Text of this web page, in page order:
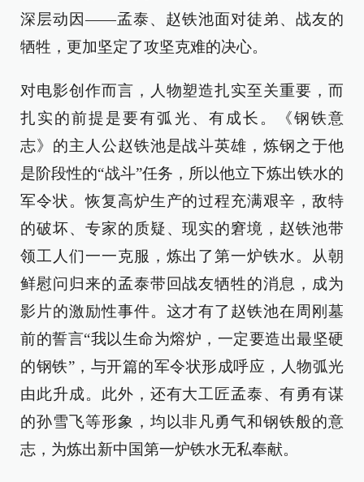
深层动因——孟泰、赵铁池面对徒弟、战友的
牺牲，更加坚定了攻坚克难的决心。
对电影创作而言，人物塑造扎实至关重要，而
扎实的前提是要有弧光、有成长。《钢铁意
志》的主人公赵铁池是战斗英雄，炼钢之于他
是阶段性的“战斗”任务，所以他立下炼出铁水的
军令状。恢复高炉生产的过程充满艰辛，敌特
的破坏、专家的质疑、现实的窘境，赵铁池带
领工人们一一克服，炼出了第一炉铁水。从朝
鲜慰问归来的孟泰带回战友牺牲的消息，成为
影片的激励性事件。这才有了赵铁池在周刚墓
前的誓言“我以生命为熔炉，一定要造出最坚硬
的钢铁”，与开篇的军令状形成呼应，人物弧光
由此升成。此外，还有大工匠孟泰、有勇有谋
的孙雪飞等形象，均以非凡勇气和钢铁般的意
志，为炼出新中国第一炉铁水无私奉献。